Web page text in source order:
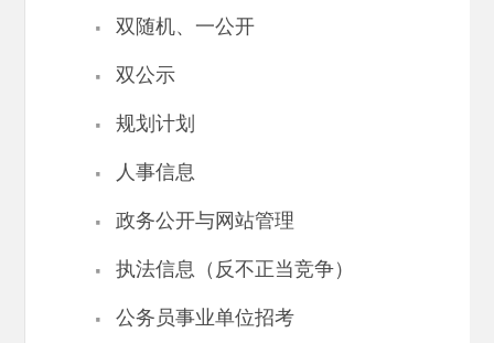
· 双随机、一公开
· 双公示
· 规划计划
· 人事信息
· 政务公开与网站管理
· 执法信息（反不正当竞争）
· 公务员事业单位招考